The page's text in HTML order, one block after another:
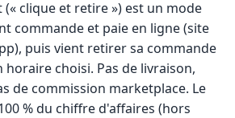
(« clique et retire ») est un mode
commande et paie en ligne (site
puis vient retirer sa commande
choisi. Pas de livraison,
de commission marketplace. Le
% du chiffre d'affaires (hors